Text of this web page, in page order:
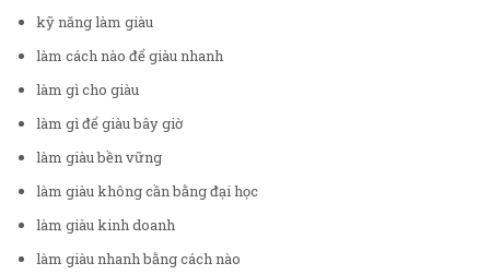
kỹ năng làm giàu
làm cách nào để giàu nhanh
làm gì cho giàu
làm gì để giàu bây giờ
làm giàu bền vững
làm giàu không cần bằng đại học
làm giàu kinh doanh
làm giàu nhanh bằng cách nào